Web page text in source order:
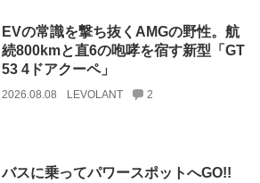
EVの常識を撃ち抜くAMGの野性。航
続800kmと直6の咆哮を宿す新型「GT
53 4ドアクーペ」
2026.08.08 LEVOLANT 2
バスに乗ってパワースポットへGO!!